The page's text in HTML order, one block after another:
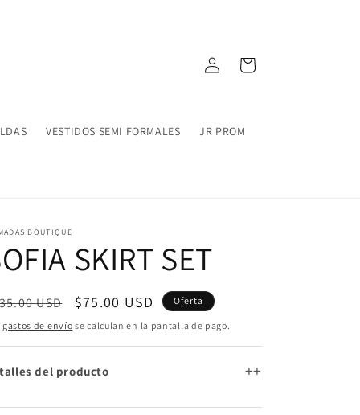
VESTIDOS SEMI FORMALES JR PROM
Iniciar
sesión
Carrito
BOUTIQUE
SKIRT SET
USD
Precio
de
oferta
$75.00 USD Oferta
gastos de envío se calculan en la pantalla de pago.
del producto +